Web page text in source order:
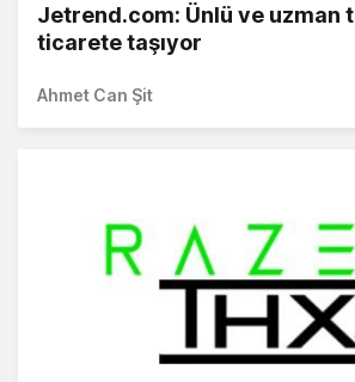
Jetrend.com: Ünlü ve uzman
ticarete taşıyor
Ahmet Can Şit